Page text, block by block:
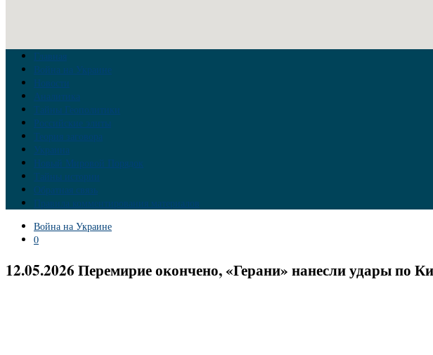
Главная
Война на Украине
Новости
Аналитика
Тайны Геополитики
Российские элиты
Теория заговора
Украина
Новый Мировой Порядок
Тайны истории
Обратная связь
Правила комментирования материалов
Война на Украине
0
12.05.2026 Перемирие окончено, «Герани» нанесли удары по